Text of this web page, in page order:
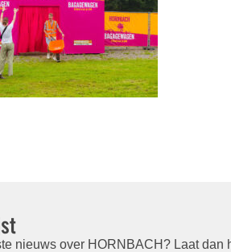
nieuws over HORNBACH? Laat dan